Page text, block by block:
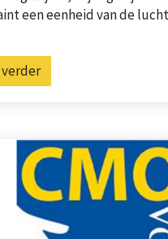
een eenheid van de
verder